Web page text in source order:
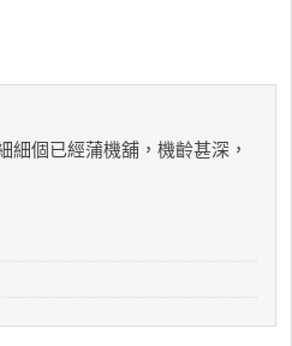
細個已經蒲機舖，機齡甚深，